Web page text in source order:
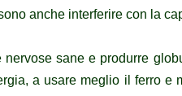
anche interferire con la
sane e produrre
a usare meglio il ferro e